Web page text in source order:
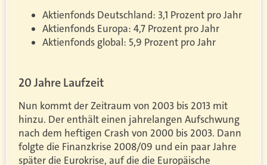
Aktienfonds Deutschland: 3,1 Prozent pro Jahr
Aktienfonds Europa: 4,7 Prozent pro Jahr
Aktienfonds global: 5,9 Prozent pro Jahr
20 Jahre Laufzeit
Nun kommt der Zeitraum von 2003 bis 2013 mit
hinzu. Der enthält einen jahrelangen Aufschwung
nach dem heftigen Crash von 2000 bis 2003. Dann
folgte die Finanzkrise 2008/09 und ein paar Jahre
später die Eurokrise, auf die die Europäische